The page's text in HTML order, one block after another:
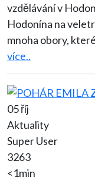
vzdělávání v Hodoníně. Naší deváťácí
Hodonína na
mnoha obory,
více..
05 říj
Aktuality
Super User
3263
<1min